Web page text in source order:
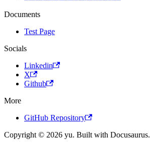
Documents
Test Page
Socials
Linkedin
X
Github
More
GitHub Repository
Copyright © 2026 yu. Built with Docusaurus.